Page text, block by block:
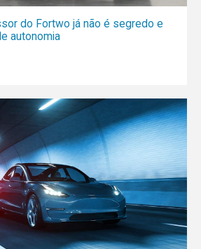
do Fortwo já não é segredo e
autonomia